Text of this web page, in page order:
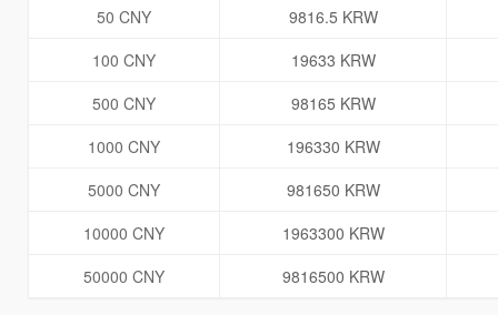
50 CNY
9816.5 KRW
100 CNY
19633 KRW
500 CNY
98165 KRW
1000 CNY
196330 KRW
5000 CNY
981650 KRW
10000 CNY
1963300 KRW
50000 CNY
9816500 KRW